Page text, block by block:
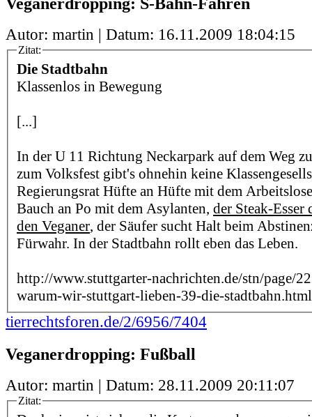
Autor: martin | Datum: 16.11.2009 18:04:15
Zitat:
Die Stadtbahn
Klassenlos in Bewegung
[...]
In der U 11 Richtung Neckarpark auf dem Weg
zum Volksfest gibt's ohnehin keine
Regierungsrat Hüfte an Hüfte mit dem
Bauch an Po mit dem Asylanten, der Steak-Esser
den Veganer, der Säufer sucht Halt beim
Fürwahr. In der Stadtbahn rollt eben das Leben.
http://www.stuttgarter-nachrichten.de/stn/page/
warum-wir-stuttgart-lieben-39-die-stadtbahn.html
tierrechtsforen.de/2/6956/7404
Veganerdropping: Fußball
Autor: martin | Datum: 28.11.2009 20:11:07
Zitat: